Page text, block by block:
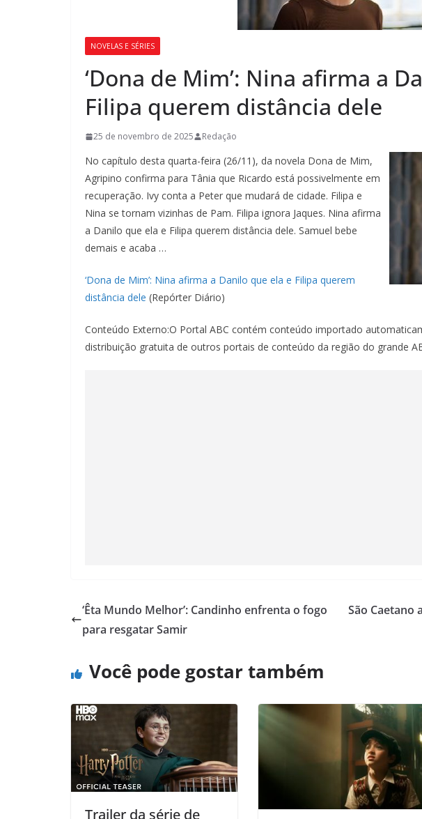
NOVELAS E SÉRIES
‘Dona de Mim’: Nina afirma a
Filipa querem distância dele
25 de novembro de 2025 Redação
No capítulo desta quarta-feira (26/11), da novela Dona de Mim,
Agripino confirma para Tânia que Ricardo está possivelmente em
recuperação. Ivy conta a Peter que mudará de cidade. Filipa e
Nina se tornam vizinhas de Pam. Filipa ignora Jaques. Nina afirma
a Danilo que ela e Filipa querem distância dele. Samuel bebe
demais e acaba …
‘Dona de Mim’: Nina afirma a Danilo que ela e Filipa querem
distância dele (Repórter Diário)
Conteúdo Externo:O Portal ABC contém conteúdo importado
distribuição gratuita de outros portais de conteúdo da região do grande
‘Êta Mundo Melhor’: Candinho enfrenta o fogo
para resgatar Samir
São Caetano
Você pode gostar também
Trailer da série de